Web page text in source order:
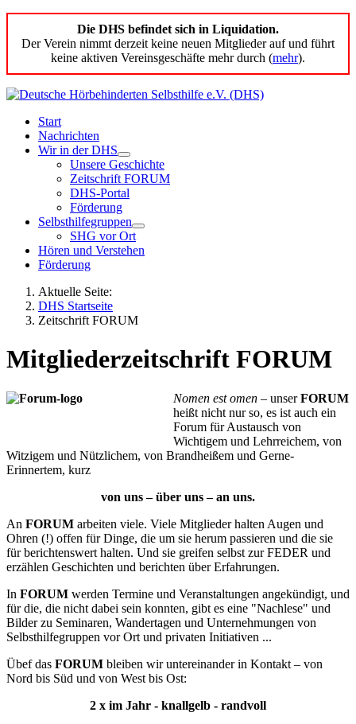
Die DHS befindet sich in Liquidation.
Der Verein nimmt derzeit keine neuen Mitglieder auf und führt
keine aktiven Vereinsgeschäfte mehr durch (mehr).
Start
Nachrichten
Wir in der DHS
Unsere Geschichte
Zeitschrift FORUM
DHS-Portal
Förderung
Selbsthilfegruppen
SHG vor Ort
Hören und Verstehen
Förderung
Aktuelle Seite:
DHS Startseite
Zeitschrift FORUM
Mitgliederzeitschrift FORUM
Nomen est omen – unserFORUM
heißt nicht nur so, es ist auch ein
Forum für Austausch von
Wichtigem und Lehrreichem, von
Witzigem und Nützlichem, von Brandheißem und Gerne-
Erinnertem, kurz
von uns – über uns – an uns.
An FORUM arbeiten viele. Viele Mitglieder halten Augen und
Ohren (!) offen für Dinge, die um sie herum passieren und die sie
für berichtenswert halten. Und sie greifen selbst zur FEDER und
erzählen Geschichten und berichten über Erfahrungen.
In FORUM werden Termine und Veranstaltungen angekündigt, und
für die, die nicht dabei sein konnten, gibt es eine "Nachlese" und
Bilder zu Seminaren, Wandertagen und Unternehmungen von
Selbsthilfegruppen vor Ort und privaten Initiativen ...
Übef das FORUM bleiben wir untereinander in Kontakt – von
Nord bis Süd und von West bis Ost:
2 x im Jahr - knallgelb - randvoll